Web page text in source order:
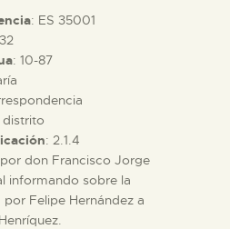
LA VISITA
: ES 35001
: 10-87
distrito
: 2.1.4
don Francisco Jorge
informando sobre la
Felipe Hernández a